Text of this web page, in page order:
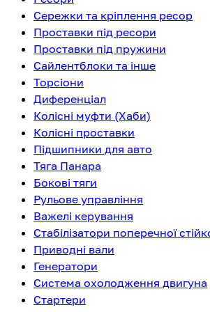
Сережки та кріплення ресор
Проставки під ресори
Проставки під пружини
Сайлентблоки та інше
Торсіони
Диференціал
Колісні муфти (Хаби)
Колісні проставки
Підшипники для авто
Тяга Панара
Бокові тяги
Рульове управління
Важелі керування
Стабілізатори поперечної
Приводні вали
Генератори
Система охолодження двигуна
Стартери